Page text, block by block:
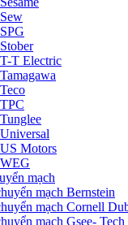
T Electric
Motors
mạch
mạch Bernstein
mạch Cornell
mạch Gsee- Tech